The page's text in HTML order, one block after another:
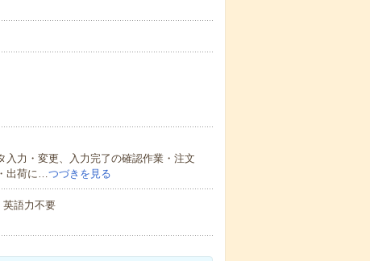
入力・変更、入力完了の確認作業・注文
出荷に…つづきを見る
語力不要